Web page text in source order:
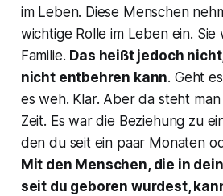
im Leben. Diese Menschen
wichtige Rolle im Leben ein.
Familie. Das heißt jedoch
nicht entbehren kann. Geht
es weh. Klar. Aber da steht
Zeit. Es war die Beziehung zu
den du seit ein paar Monaten
Mit den Menschen, die in
seit du geboren wurdest,